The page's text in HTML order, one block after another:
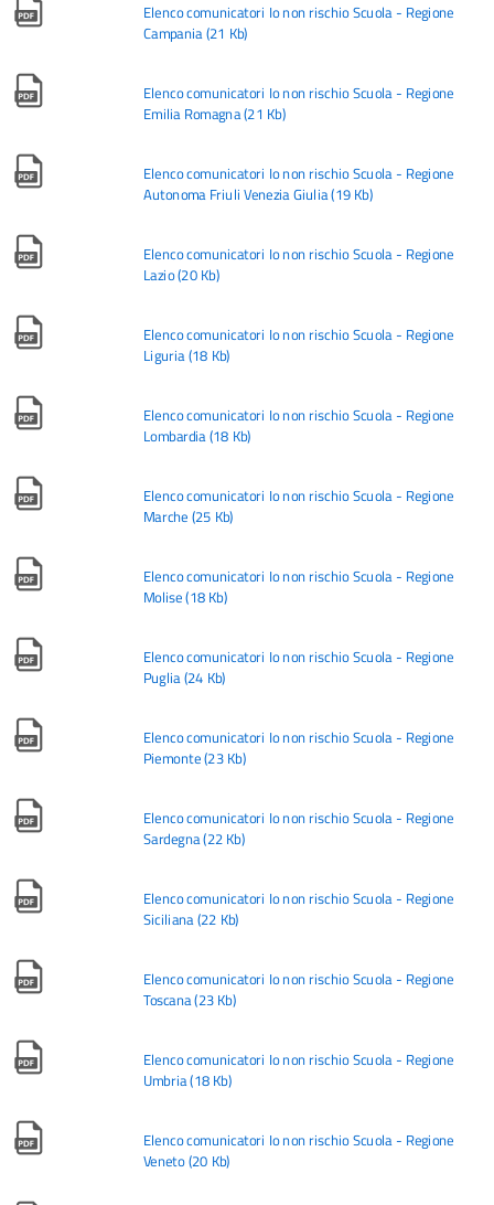
Elenco comunicatori Io non rischio Scuola - Regione
Campania(21 Kb)
Elenco comunicatori Io non rischio Scuola - Regione
Emilia Romagna(21 Kb)
Elenco comunicatori Io non rischio Scuola - Regione
Autonoma Friuli Venezia Giulia(19 Kb)
Elenco comunicatori Io non rischio Scuola - Regione
Lazio(20 Kb)
Elenco comunicatori Io non rischio Scuola - Regione
Liguria(18 Kb)
Elenco comunicatori Io non rischio Scuola - Regione
Lombardia(18 Kb)
Elenco comunicatori Io non rischio Scuola - Regione
Marche (25 Kb)
Elenco comunicatori Io non rischio Scuola - Regione
Molise(18 Kb)
Elenco comunicatori Io non rischio Scuola - Regione
Puglia(24 Kb)
Elenco comunicatori Io non rischio Scuola - Regione
Piemonte(23 Kb)
Elenco comunicatori Io non rischio Scuola - Regione
Sardegna(22 Kb)
Elenco comunicatori Io non rischio Scuola - Regione
Siciliana(22 Kb)
Elenco comunicatori Io non rischio Scuola - Regione
Toscana(23 Kb)
Elenco comunicatori Io non rischio Scuola - Regione
Umbria(18 Kb)
Elenco comunicatori Io non rischio Scuola - Regione
Veneto(20 Kb)